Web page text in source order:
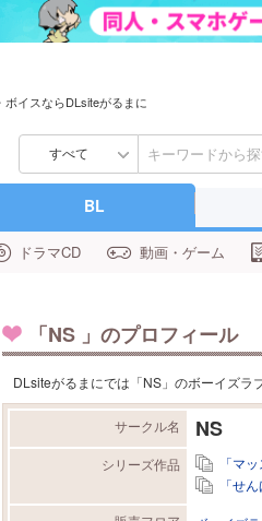
イスならDLsiteがるまに
すべて
BL
ドラマCD 動画・ゲーム
「NS 」のプロフィール
DLsiteがるまにでは「NS」のボーイズラ
サークル名 NS
シリーズ作品
「マ
「せ